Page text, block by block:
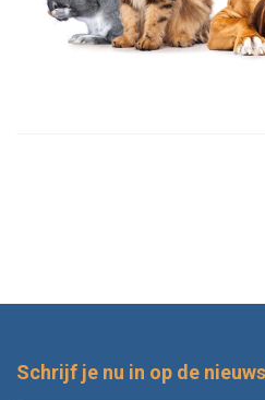
Schrijf je nu in op de